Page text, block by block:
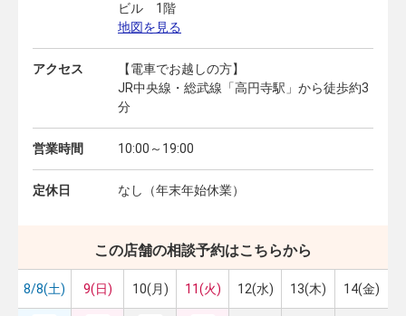
ビル 1階
地図を見る
アクセス
【電車でお越しの方】
JR中央線・総武線「高円寺駅」から徒歩約3
分
営業時間 10:00～19:00
定休日 なし（年末年始休業）
この店舗の相談予約はこちらから
8/8(土) 9(日) 10(月) 11(火) 12(水) 13(木) 14(金)